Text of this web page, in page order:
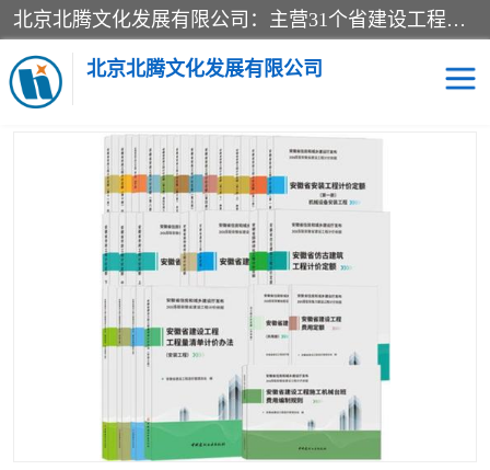
北京北腾文化发展有限公司：主营31个省建设工程预算书,工程预算软件,工程计价依据,工程造价定额,工程量清单计价定额,建设工程量消耗量定额,各行业工程预算定额,铁路定额,电力定额,矿山定额,*,黄金定额,钢铁企业检修定额,中石化安装检修定额,煤矿图书,医院书籍等.诚信的经营，在发展的同时公司不忘不断总结不断优化为客户的服务，和一如既往的热情赢得了新老客户的极高评价及青睐。
北京北腾文化发展有限公司
当前位置：首页>供应商机>安徽省建设工程预算定额> 2018版安
徽省安装工程工程量清单计价办法、安徽省2018安装工程计价定额、
安徽安装预算定额说明
预算定额
煤矿图书
铁路建设工程预算定额
电力行业工程预算定额 石油化工安装预算定额
新石油化工检修定额 石油化工概算定额数据
石油建设安装工程预算定 长输管道工程检修维修预